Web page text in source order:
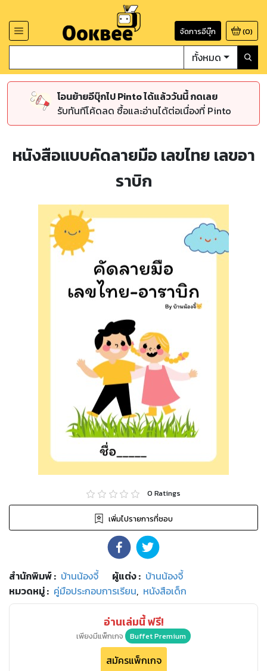
จัดการอีบุ๊ก (0)
ทั้งหมด
โอนย้ายอีบุ๊กไป Pinto ได้แล้ววันนี้ กดเลย
รับทันทีโค้ดลด ซื้อและอ่านได้ต่อเนื่องที่ Pinto
หนังสือแบบคัดลายมือ เลขไทย เลขอา
ราบิก
0 Ratings
เพิ่มไปรายการที่ชอบ
สำนักพิมพ์: บ้านน้องจี้ ผู้แต่ง : บ้านน้องจี้
หมวดหมู่: คู่มือประกอบการเรียน, หนังสือเด็ก
อ่านเล่มนี้ ฟรี!
เพียงมีแพ็กเกจ Buffet Premium
สมัครแพ็กเกจ